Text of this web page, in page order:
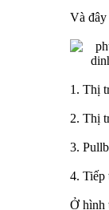
Và đây
1. Thị
2. Thị
3.
4. Tiếp
Ở hình